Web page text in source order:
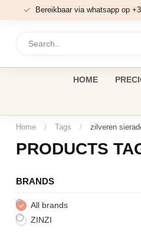
Bereikbaar via whatsapp op
HOME
Home / Tags / zilveren
PRODUCTS
BRANDS
All brands
ZINZI